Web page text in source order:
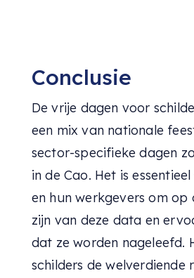
Conclusie
De vrije dagen voor
een mix van nationale
sector-specifieke dagen
in de Cao. Het is
en hun werkgevers om op
zijn van deze data en
dat ze worden nageleefd.
schilders de welverdiende